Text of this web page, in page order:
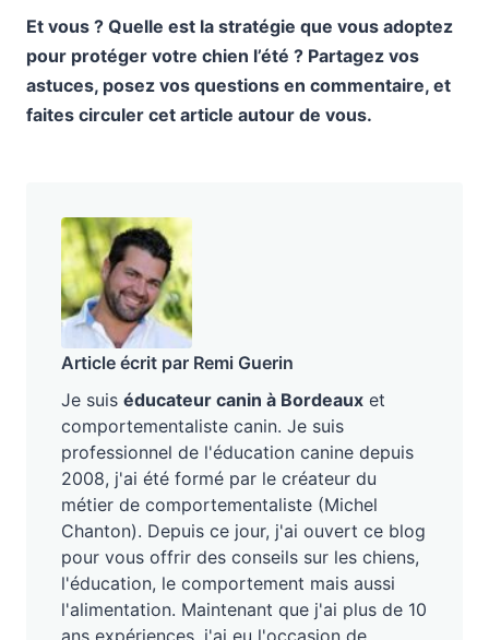
Et vous ? Quelle est la stratégie que vous adoptez
pour protéger votre chien l’été ? Partagez vos
astuces, posez vos questions en commentaire, et
faites circuler cet article autour de vous.
Article écrit par Remi Guerin
Je suis éducateur canin à Bordeaux et
comportementaliste canin. Je suis
professionnel de l'éducation canine depuis
2008, j'ai été formé par le créateur du
métier de comportementaliste (Michel
Chanton). Depuis ce jour, j'ai ouvert ce blog
pour vous offrir des conseils sur les chiens,
l'éducation, le comportement mais aussi
l'alimentation. Maintenant que j'ai plus de 10
ans expériences, j'ai eu l'occasion de